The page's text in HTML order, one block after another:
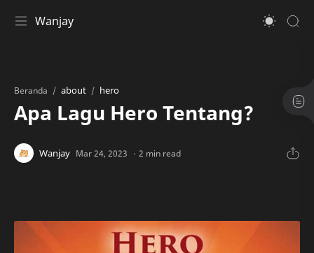
Wanjay
Beranda about hero
Apa Lagu Hero Tentang?
2 min read